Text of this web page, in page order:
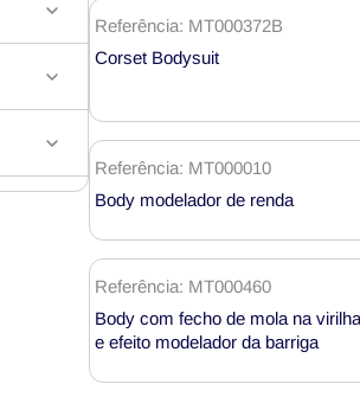
Referência: MT000372B
Corset Bodysuit
Referência: MT000010
Body modelador de renda
Referência: MT000460
Body com fecho de mola na virilha
e efeito modelador da barriga